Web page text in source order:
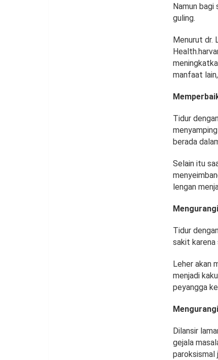
Namun bagi
guling.
Menurut dr.
manfaat
Tidur
berada
Selain itu
lengan
Tidur
sakit
Leher akan
menjadi
peyangga
Dilansir
gejala
paroksismal